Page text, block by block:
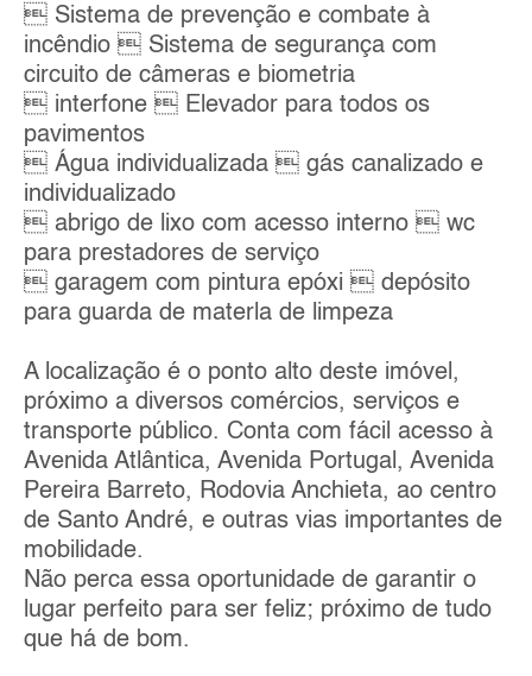
 Sistema de prevenção e combate à
incêndio  Sistema de segurança com
circuito de câmeras e biometria
 interfone  Elevador para todos os
pavimentos
 Água individualizada  gás canalizado e
individualizado
 abrigo de lixo com acesso interno  wc
para prestadores de serviço
 garagem com pintura epóxi  depósito
para guarda de materla de limpeza
A localização é o ponto alto deste imóvel,
próximo a diversos comércios, serviços e
transporte público. Conta com fácil acesso à
Avenida Atlântica, Avenida Portugal, Avenida
Pereira Barreto, Rodovia Anchieta, ao centro
de Santo André, e outras vias importantes de
mobilidade.
Não perca essa oportunidade de garantir o
lugar perfeito para ser feliz; próximo de tudo
que há de bom.